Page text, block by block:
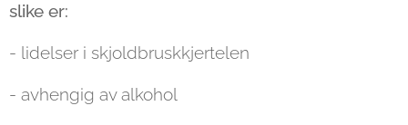
slike er:
- lidelser i skjoldbruskkjertelen
- avhengig av alkohol